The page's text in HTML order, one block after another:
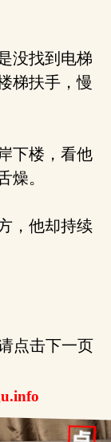
没找到电梯
梯扶手，慢
下楼，看他
燥。
，他却持续
点击下一页